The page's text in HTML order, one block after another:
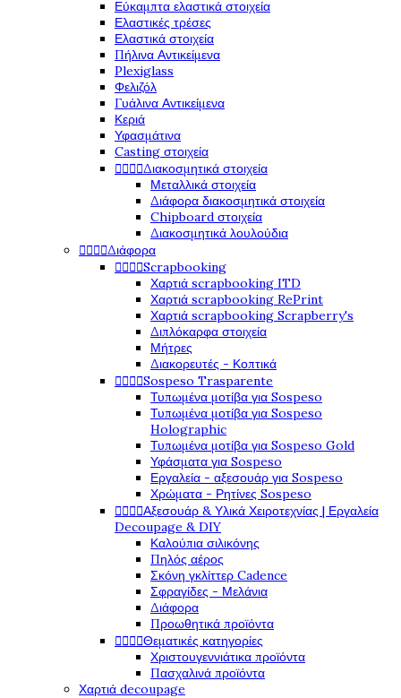
Εύκαμπτα ελαστικά στοιχεία
Ελαστικές τρέσες
Ελαστικά στοιχεία
Πήλινα Αντικείμενα
Plexiglass
Φελιζόλ
Γυάλινα Αντικείμενα
Κεριά
Υφασμάτινα
Casting στοιχεία
Διακοσμητικά στοιχεία
Μεταλλικά στοιχεία
Διάφορα διακοσμητικά στοιχεία
Chipboard στοιχεία
Διακοσμητικά λουλούδια
Διάφορα
Scrapbooking
Χαρτιά scrapbooking ITD
Χαρτιά scrapbooking RePrint
Χαρτιά scrapbooking Scrapberry's
Διπλόκαρφα στοιχεία
Μήτρες
Διακορευτές - Κοπτικά
Sospeso Trasparente
Τυπωμένα μοτίβα για Sospeso
Τυπωμένα μοτίβα για Sospeso
Holographic
Τυπωμένα μοτίβα για Sospeso Gold
Υφάσματα για Sospeso
Εργαλεία - αξεσουάρ για Sospeso
Χρώματα - Ρητίνες Sospeso
Αξεσουάρ & Υλικά Χειροτεχνίας | Εργαλεία
Decoupage & DIY
Καλούπια σιλικόνης
Πηλός αέρος
Σκόνη γκλίττερ Cadence
Σφραγίδες - Μελάνια
Διάφορα
Προωθητικά προϊόντα
Θεματικές κατηγορίες
Χριστουγεννιάτικα προϊόντα
Πασχαλινά προϊόντα
Χαρτιά decoupage